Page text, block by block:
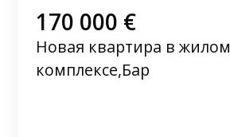
170 000 €
Новая квартира в жилом
комплексе,Бар